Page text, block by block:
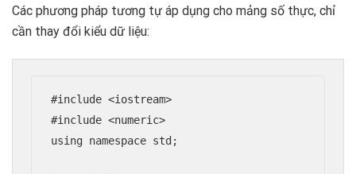
Các phương pháp tương tự áp dụng cho mảng số thực, chỉ
cần thay đổi kiểu dữ liệu:
#include <iostream>
#include <numeric>
using namespace std;